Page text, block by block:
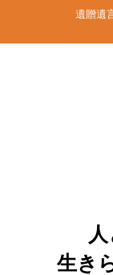
遺贈遺
生き